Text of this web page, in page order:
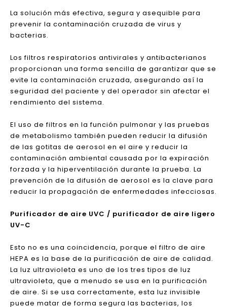
Filtro de carbón activado
La pantalla de filtro de carbón activado tiene un
absorción de gases nocivos; Sin embargo, para filtrar
las partículas suspendidas, es necesario usar HEPA y
otros tipos de filtros. La ventaja es segura y efectiva,
la desventaja es un alto costo de reemplazo.
Filtros respiratorios antivirales / antibacterianos
La solución más efectiva, segura y asequible para
prevenir la contaminación cruzada de virus y
bacterias.
Los filtros respiratorios antivirales y antibacterianos
proporcionan una forma sencilla de garantizar que se
evite la contaminación cruzada, asegurando así la
rendimiento del sistema.
de metabolismo también pueden reducir la difusión
de las gotitas de aerosol en el aire y reducir la
contaminación ambiental causada por la expiración
forzada y la hiperventilación durante la prueba. La
prevención de la difusión de aerosol es la clave para
reducir la propagación de enfermedades infecciosas.